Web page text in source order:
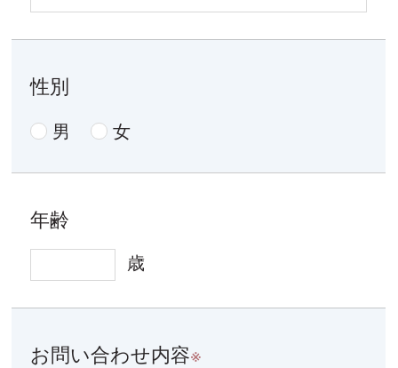
性別
男 女
年齢
歳
お問い合わせ内容※